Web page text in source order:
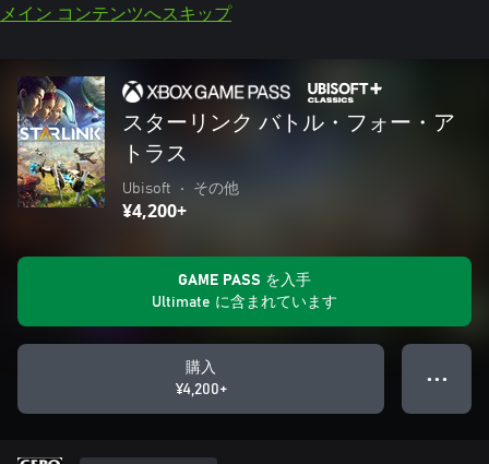
メイン コンテンツへスキップ
スターリンク バトル・フォー・ア
トラス
Ubisoft • その他
¥4,200+
GAME PASS を入手
Ultimate に含まれています
購入
¥4,200+
● ● ●